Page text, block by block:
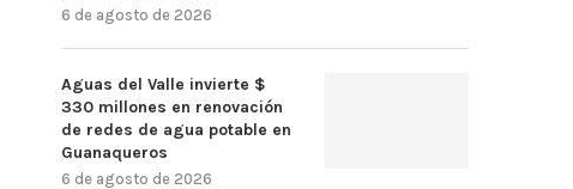
6 de agosto de 2026
Aguas del Valle invierte $
330 millones en renovación
de redes de agua potable en
Guanaqueros
6 de agosto de 2026